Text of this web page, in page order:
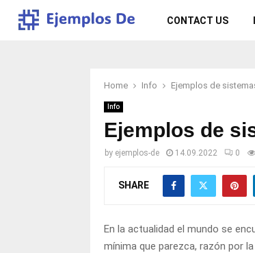
CONTACT US
Home Info Ejemplos de
Info
Ejemplos de
by ejemplos-de 14.09.2022 0
SHARE
En la actualidad el mundo se
mínima que parezca, razón por